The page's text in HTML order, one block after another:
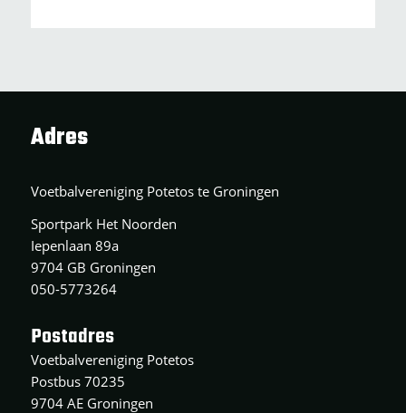
Adres
Voetbalvereniging Potetos te Groningen
Sportpark Het Noorden
Iepenlaan 89a
9704 GB Groningen
050-5773264
Postadres
Voetbalvereniging Potetos
Postbus 70235
9704 AE Groningen